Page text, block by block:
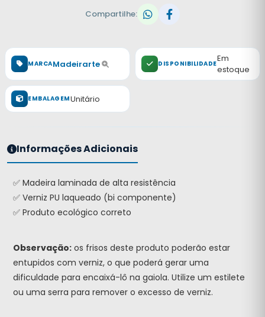
Compartilhe:
MARCAMadeirarte DISPONIBILIDADEEm
estoque
EMBALAGEMUnitário
Informações Adicionais
✅ Madeira laminada de alta resistência
✅ Verniz PU laqueado (bi componente)
✅ Produto ecológico correto
Observação: os frisos deste produto poderão estar
entupidos com verniz, o que poderá gerar uma
dificuldade para encaixá-lô na gaiola. Utilize um estilete
ou uma serra para remover o excesso de verniz.